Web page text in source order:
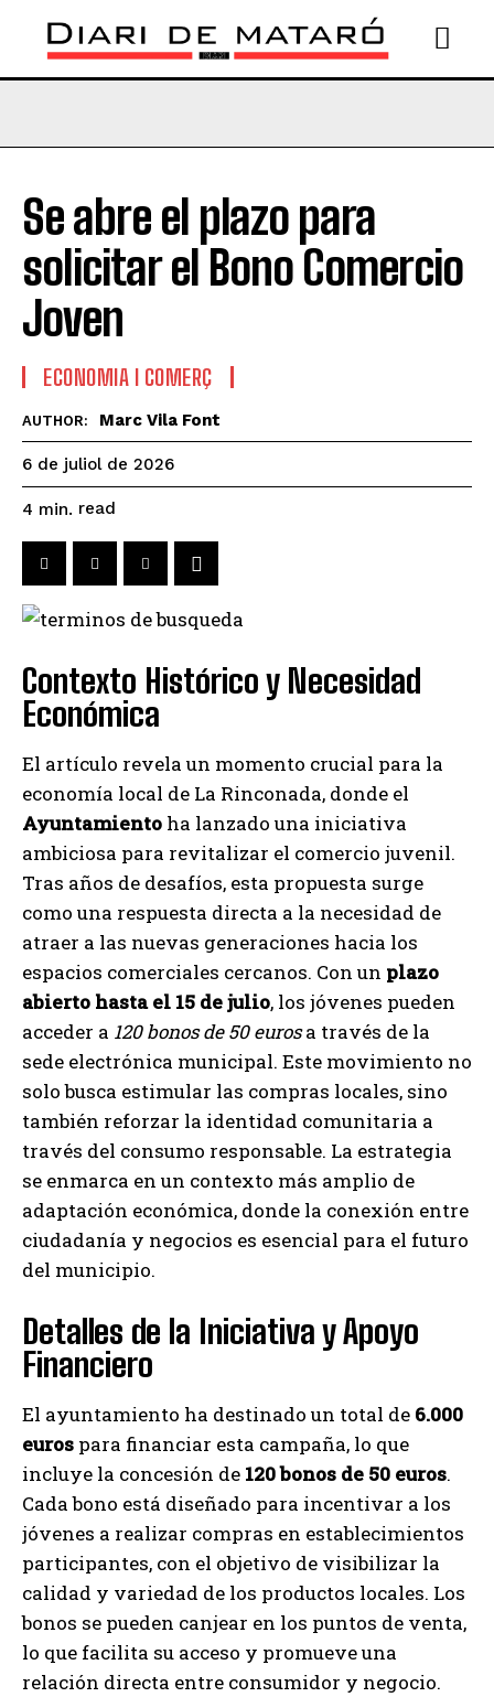
Se abre el plazo para
solicitar el Bono Comercio
Joven
ECONOMIA I COMERÇ
AUTHOR: Marc Vila Font
6 de juliol de 2026
4 min. read
Contexto Histórico y Necesidad
Económica
El artículo revela un momento crucial para la
economía local de La Rinconada, donde el
Ayuntamiento ha lanzado una iniciativa
ambiciosa para revitalizar el comercio juvenil.
Tras años de desafíos, esta propuesta surge
como una respuesta directa a la necesidad de
atraer a las nuevas generaciones hacia los
espacios comerciales cercanos. Con un plazo
abierto hasta el 15 de julio, los jóvenes pueden
acceder a 120 bonos de 50 eurosa través de la
sede electrónica municipal. Este movimiento no
solo busca estimular las compras locales, sino
también reforzar la identidad comunitaria a
través del consumo responsable. La estrategia
se enmarca en un contexto más amplio de
adaptación económica, donde la conexión entre
ciudadanía y negocios es esencial para el futuro
del municipio.
Detalles de la Iniciativa y Apoyo
Financiero
El ayuntamiento ha destinado un total de 6.000
euros para financiar esta campaña, lo que
incluye la concesión de 120 bonos de 50 euros.
Cada bono está diseñado para incentivar a los
jóvenes a realizar compras en establecimientos
participantes, con el objetivo de visibilizar la
calidad y variedad de los productos locales. Los
bonos se pueden canjear en los puntos de venta,
lo que facilita su acceso y promueve una
relación directa entre consumidor y negocio.